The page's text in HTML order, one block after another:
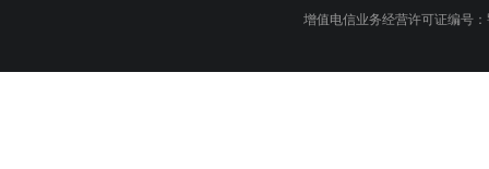
增值电信业务经营许可证编号：